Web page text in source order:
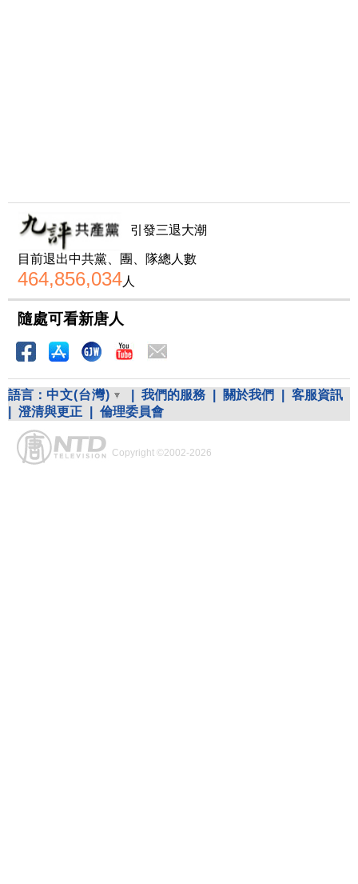
引發三退大潮
目前退出中共黨、團、隊總人數
464,856,034人
隨處可看新唐人
語言： 中文(台灣) 我們的服務 關於我們
客服資訊
澄清與更正 倫理委員會
Copyright ©2002-2026